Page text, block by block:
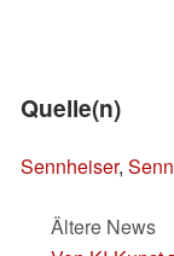
Quelle(n)
Sennheiser,
Ältere News